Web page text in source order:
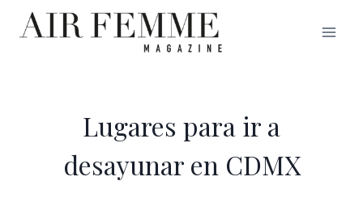
Saltar
Lugares para ir a
desayunar en CDMX